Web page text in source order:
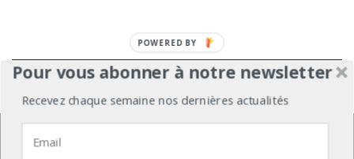
Annonceurs Partenariats Les Experts
Pour vous abonner à notre newsletter
Recevez chaque semaine nos dernières actualités
POWERED BY